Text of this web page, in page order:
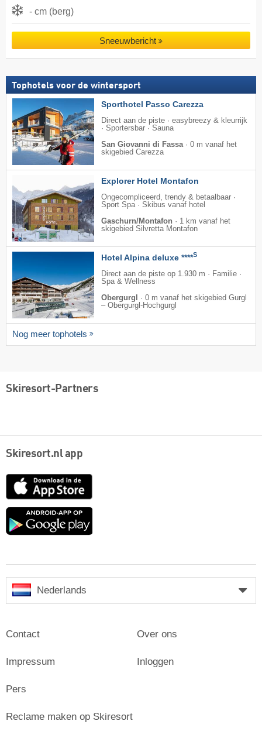
- cm (berg)
Sneeuwbericht
Tophotels voor de wintersport
Sporthotel Passo Carezza
Direct aan de piste · easybreezy & kleurrijk
· Sportersbar · Sauna
San Giovanni di Fassa · 0 m vanaf het
skigebied Carezza
Explorer Hotel Montafon
Ongecompliceerd, trendy & betaalbaar ·
Sport Spa · Skibus vanaf hotel
Gaschurn/Montafon · 1 km vanaf het
skigebied Silvretta Montafon
Hotel Alpina deluxe ****S
Direct aan de piste op 1.930 m · Familie ·
Spa & Wellness
Obergurgl
· 0 m vanaf het skigebied Gurgl
– Obergurgl-Hochgurgl
Nog meer tophotels
Skiresort-Partners
Skiresort.nl app
App
Google
Nederlands
Contact
Impressum
Pers
Over ons
Inloggen
Reclame maken op Skiresort